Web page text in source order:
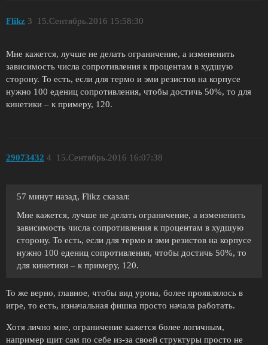
Flikz 15.Сентябрь.2016 15:58:30
3
Мне кажется, лучше не делать ограничение, а измененить
зависимость числа сопротивления к процентам в худшую
сторону. То есть, если для термо и эми резистов на корпусе
нужно 100 едениц сопротивления, чтобы достичь 50%, то для
кинетики – к примеру, 120.
29073432 15.Сентябрь.2016 16:07:38
4
57 минут назад, Flikz сказал:
Мне кажется, лучше не делать ограничение, а измененить
зависимость числа сопротивления к процентам в худшую
сторону. То есть, если для термо и эми резистов на корпусе
нужно 100 едениц сопротивления, чтобы достичь 50%, то
для кинетики – к примеру, 120.
То же верно, главное, чтобы вид урона, более проявлялось в
игре, то есть, изначальная фишка просто начала работать.
Хотя лично мне, ограничение кажется более логичным,
например щит сам по себе из-за своей структуры просто не